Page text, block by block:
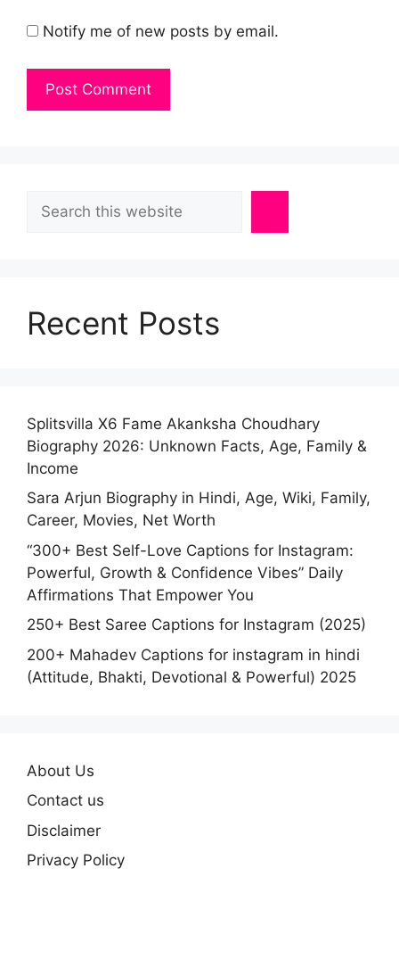
Notify me of new posts by email.
Recent Posts
Splitsvilla X6 Fame Akanksha Choudhary
Biography 2026: Unknown Facts, Age, Family &
Income
Sara Arjun Biography in Hindi, Age, Wiki, Family,
Career, Movies, Net Worth
“300+ Best Self-Love Captions for Instagram:
Powerful, Growth & Confidence Vibes” Daily
Affirmations That Empower You
250+ Best Saree Captions for Instagram (2025)
200+ Mahadev Captions for instagram in hindi
(Attitude, Bhakti, Devotional & Powerful) 2025
About Us
Contact us
Disclaimer
Privacy Policy